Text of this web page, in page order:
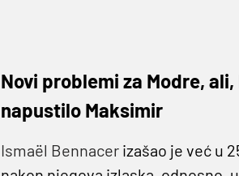
Novi problemi za Modre,
napustilo Maksimir
Ismaël Bennacerizašao je već u